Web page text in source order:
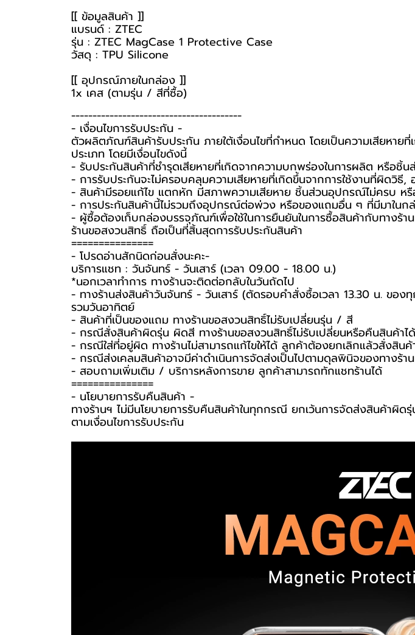
[[ ข้อมูลสินค้า ]]
แบรนด์ : ZTEC
รุ่น : ZTEC MagCase 1 Protective Case
วัสดุ : TPU Silicone
[[ อุปกรณ์ภายในกล่อง ]]
1x เคส (ตามรุ่น / สีที่ซื้อ)
----------------------------------------
-️ เงื่อนไขการรับประกัน -️
ตัวผลิตภัณฑ์สินค้ารับประกัน ภายใต้เงื่อนไขที่กำหนด โดยเป็นความเสียหาย
ประเภท โดยมีเงื่อนไขดังนี้
- รับประกันสินค้าที่ชำรุดเสียหายที่เกิดจากความบกพร่องในการผลิต หรือชิ้น
- การรับประกันจะไม่ครอบคลุมความเสียหายที่เกิดขึ้นจากการใช้งานที่ผิดวิ
- สินค้ามีรอยแก้ไข แตกหัก มีสภาพความเสียหาย ชิ้นส่วนอุปกรณ์ไม่ครบ ห
- การประกันสินค้านี้ไม่รวมถึงอุปกรณ์ต่อพ่วง หรือของแถมอื่น ๆ ที่มีมาในก
-️ ผู้ซื้อต้องเก็บกล่องบรรจุภัณฑ์เพื่อใช้ในการยืนยันในการซื้อสินค้ากับทางร้
ร้านขอสงวนสิทธิ์ ถือเป็นที่สิ้นสุดการรับประกันสินค้า
===============
-️ โปรดอ่านสักนิดก่อนสั่งนะคะ-️
บริการแชท : วันจันทร์ - วันเสาร์ (เวลา 09.00 - 18.00 น.)
*นอกเวลาทำการ ทางร้านจะติดต่อกลับในวันถัดไป
- ทางร้านส่งสินค้าวันจันทร์ - วันเสาร์ (ตัดรอบคำสั่งซื้อเวลา 13.30 น. ของ
รวมวันอาทิตย์
- สินค้าที่เป็นของแถม ทางร้านขอสงวนสิทธิ์ไม่รับเปลี่ยนรุ่น / สี
- กรณีสั่งสินค้าผิดรุ่น ผิดสี ทางร้านขอสงวนสิทธิ์ไม่รับเปลี่ยนหรือคืนสินค้าได้
- กรณีใส่ที่อยู่ผิด ทางร้านไม่สามารถแก้ไขให้ได้ ลูกค้าต้องยกเลิกแล้วสั่งสินค้า
- กรณีส่งเคลมสินค้าอาจมีค่าดำเนินการจัดส่งเป็นไปตามดุลพินิจของทางร้าน
- สอบถามเพิ่มเติม / บริการหลังการขาย ลูกค้าสามารถทักแชทร้านได้
===============
-️ นโยบายการรับคืนสินค้า -️
ทางร้านฯ ไม่มีนโยบายการรับคืนสินค้าในทุกกรณี ยกเว้นการจัดส่งสินค้าผิ
ตามเงื่อนไขการรับประกัน